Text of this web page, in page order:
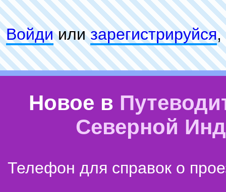
Войдиилизарeгиcтpируйся,
Новое в
Северной
Телефон для справок о